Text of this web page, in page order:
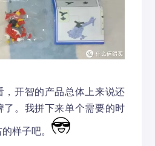
，开智的产品总体上来说还
了。我拼下来单个需要的时
样子吧。